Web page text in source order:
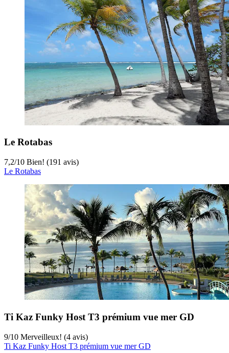
Le Rotabas
7,2/10 Bien! (191 avis)
Le Rotabas
Ti Kaz Funky Host T3 prémium vue mer GD
9/10 Merveilleux! (4 avis)
Ti Kaz Funky Host T3 prémium vue mer GD